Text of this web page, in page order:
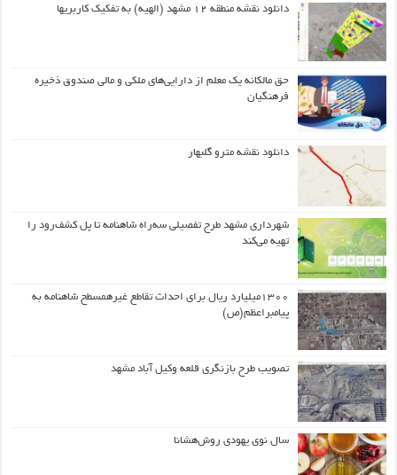
دانلود نقشه منطقه ۱۲ مشهد (الهیه) به تفکیک کاربریها
حق مالکانه یک معلم از دارایی‌های ملکی و مالی صندوق ذخیره
فرهنگیان
دانلود نقشه مترو گلبهار
شهرداری مشهد طرح تفصیلی سه‌راه شاهنامه تا پل کشف‌رود را
تهیه می‌کند
۱۳۰۰میلیارد ریال برای احداث تقاطع غیرهمسطح شاهنامه به
پیامبراعظم(ص)
تصویب طرح بازنگری قلعه وکیل آباد مشهد
سال نوی یهودی روش‌هشانا